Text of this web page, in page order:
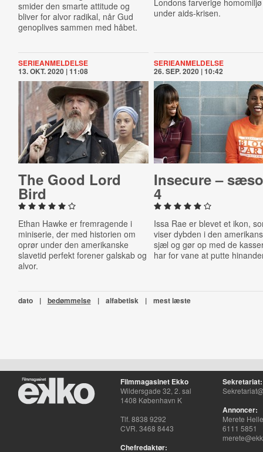
smider den smarte attitude og
bliver for alvor radikal, når Gud
genoplives sammen med håbet.
Londons farverige homomiljø
under aids-krisen.
SERIEANMELDELSE
13. OKT. 2020 | 11:08
The Good Lord
Bird
Ethan Hawke er fremragende i
miniserie, der med historien om
oprør under den amerikanske
slavetid perfekt forener galskab og
alvor.
SERIEANMELDELSE
26. SEP. 2020 | 10:42
Insecure –
4
Issa Rae er blevet et ikon,
viser dybden i den
sjæl og gør op med de
har for vane at putte
dato | bedømmelse | alfabetisk | mest læste
Filmmagasinet Ekko
Wildersgade 32, 2. sal
1408 København K
Tlf. 8838 9292
CVR. 3468 8443
Chefredaktør:
Sekretariat:
Annoncer:
Merete
6111 5851